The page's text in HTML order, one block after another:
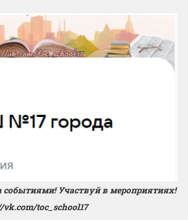
Участвуй в мероприятиях!
vk.com/toc_school17